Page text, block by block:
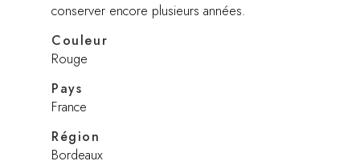
conserver encore plusieurs années.
Couleur
Rouge
Pays
France
Région
Bordeaux